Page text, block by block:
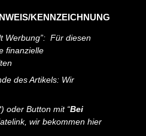
KENNZEICHNUNG
Werbung”: Für diesen
finanzielle
des Artikels: Wir
oder Button mit “Bei
wir bekommen hier